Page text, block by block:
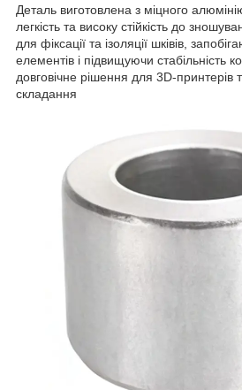
Деталь виготовлена ​​з міцного
легкість та високу стійкість до
для фіксації та ізоляції шківів,
елементів і підвищуючи стабільність
довговічне рішення для 3D-принтерів
складання